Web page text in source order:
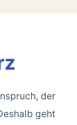
der
geht